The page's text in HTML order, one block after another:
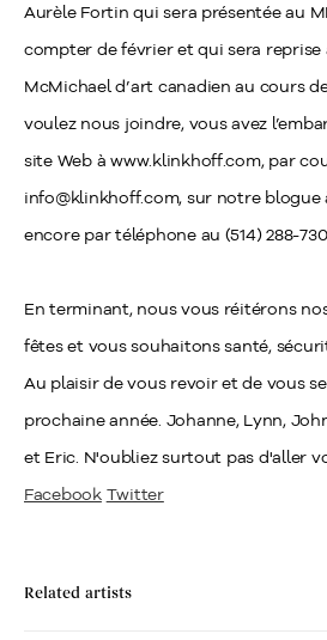
Aurèle Fortin qui sera présentée au
compter de février et qui sera reprise
McMichael d’art canadien au cours de
voulez nous joindre, vous avez
site Web à www.klinkhoff.com, par
info@klinkhoff.com, sur notre blogue
encore par téléphone au (514) 288-
En terminant, nous vous réitérons
fêtes et vous souhaitons santé,
Au plaisir de vous revoir et de vous
prochaine année. Johanne, Lynn,
et Eric. N'oubliez surtout pas d'aller
Facebook Twitter
Related artists